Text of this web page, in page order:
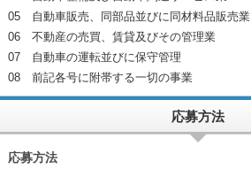
05 自動車販売、同部品並びに同材料品販売業
06 不動産の売買、賃貸及びその管理業
07 自動車の運転並びに保守管理
08 前記各号に附帯する一切の事業
応募方法
応募方法